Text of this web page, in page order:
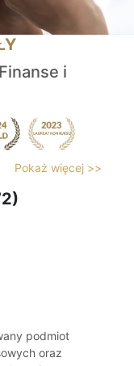
i
Pokaż więcej >>
podmiot
oraz